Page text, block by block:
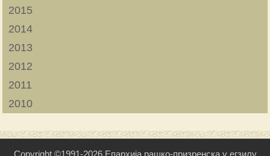
2015
2014
2013
2012
2011
2010
Copyright ©1991-2026 Епархија рашко-призренска у егзилу